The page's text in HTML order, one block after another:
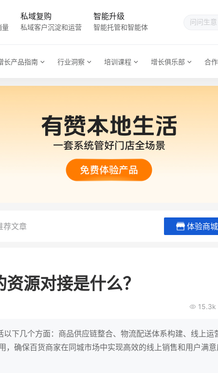
量
私域复购
私域客户沉淀和运营
智能升级
智能托管和智能体
长产品指南 行业洞察 培训课程 增长俱乐部 合
荐文章 体验商
源对接是什么？
15.3k
下几个方面：商品供应链整合、物流配送体系构建、线上运
，确保百货商家在同城市场中实现高效的线上销售和用户满
万
品
母婴
有货源没流量？母婴馆如何破局
他只用7年做到平台销冠，转战私
域如何破局？
这家女装连锁如何借
零售？